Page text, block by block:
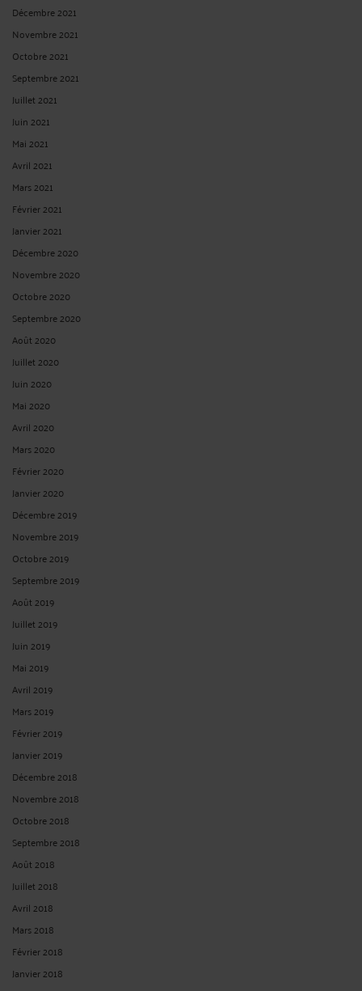
Décembre 2021
Novembre 2021
Octobre 2021
Septembre 2021
Juillet 2021
Juin 2021
Mai 2021
Avril 2021
Mars 2021
Février 2021
Janvier 2021
Décembre 2020
Novembre 2020
Octobre 2020
Septembre 2020
Août 2020
Juillet 2020
Juin 2020
Mai 2020
Avril 2020
Mars 2020
Février 2020
Janvier 2020
Décembre 2019
Novembre 2019
Octobre 2019
Septembre 2019
Août 2019
Juillet 2019
Juin 2019
Mai 2019
Avril 2019
Mars 2019
Février 2019
Janvier 2019
Décembre 2018
Novembre 2018
Octobre 2018
Septembre 2018
Août 2018
Juillet 2018
Avril 2018
Mars 2018
Février 2018
Janvier 2018